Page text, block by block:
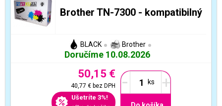
Brother TN-7300 - kompatibilný
BLACK Brother
Doručíme 10.08.2026
50,15 €
40,77 €bez DPH
Ušetríte 3%!
- +